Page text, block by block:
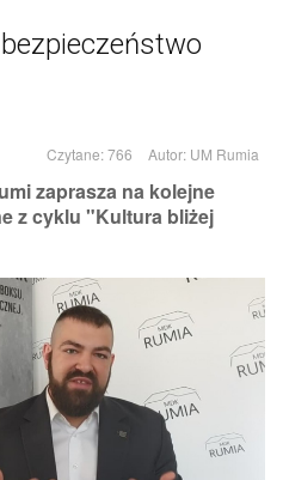
Czytane: 766 Autor: UM Rumia
zaprasza na kolejne
z cyklu "Kultura bliżej